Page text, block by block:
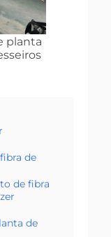
planta
de
de fibra
de